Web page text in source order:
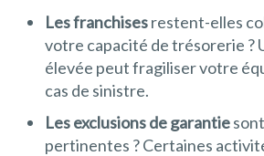
Les franchisesrestent-elles
votre capacité de trésorerie ?
élevée peut fragiliser votre
cas de sinistre.
Les exclusions de garantie
pertinentes ? Certaines